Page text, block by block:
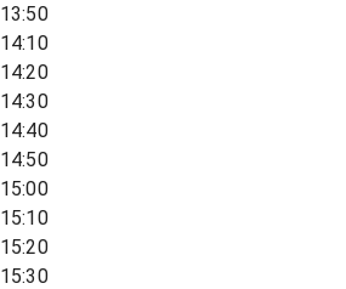
13:50
14:10
14:20
14:30
14:40
14:50
15:00
15:10
15:20
15:30